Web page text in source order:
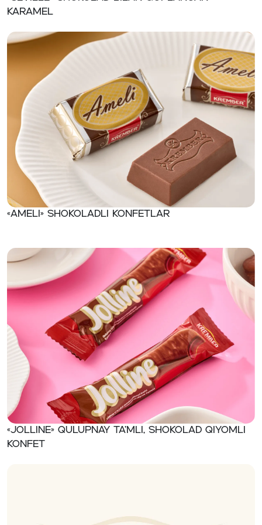
karamel
«Ameli» Shokoladli konfetlar
«Jolline» Qulupnay ta’mli, shokolad qiyomli
konfet